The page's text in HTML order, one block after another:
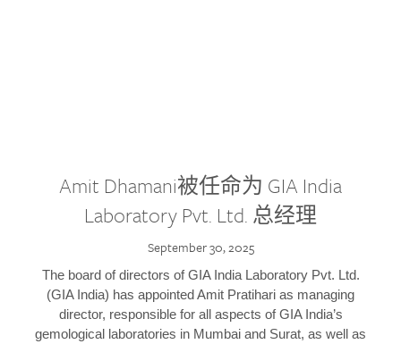
Amit Dhamani被任命为 GIA India
Laboratory Pvt. Ltd. 总经理
September 30, 2025
The board of directors of GIA India Laboratory Pvt. Ltd.
(GIA India) has appointed Amit Pratihari as managing
director, responsible for all aspects of GIA India’s
gemological laboratories in Mumbai and Surat, as well as